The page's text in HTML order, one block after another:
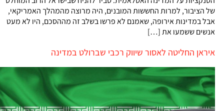
של הציבור, למרות החששות המובנים, היה מרוצה מהמהלך האמריקאי,
אבל במדינות אירופה, שאמנם לא פרשו בשלב זה מההסכם, היו לא מעט
אנשים ששמעו את […]
איראן החליטה לאסור שיווק רכבי שברולט במדינה